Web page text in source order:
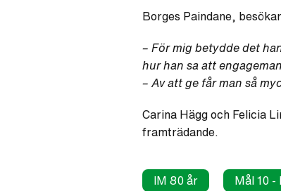
Borges Paindane,
– För mig betydde det
hur han sa att
– Av att ge får man så
Carina Hägg och Felicia
framträdande.
IM 80 år Mål 10 -